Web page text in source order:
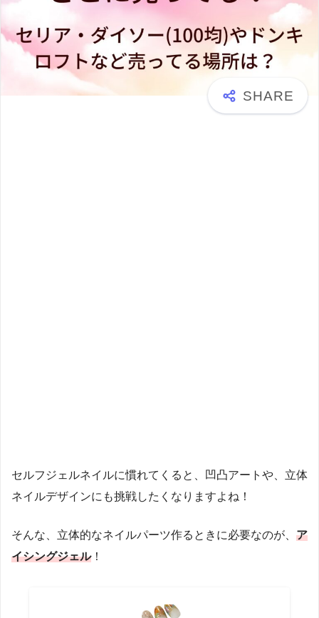
セルフジェルネイルに慣れてくると、凹凸アートや、立体
ネイルデザインにも挑戦したくなりますよね！
そんな、立体的なネイルパーツ作るときに必要なのが、 ア
イシングジェル！